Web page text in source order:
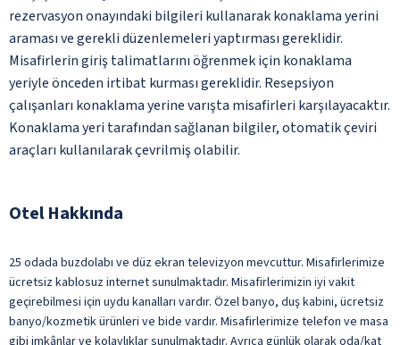
rezervasyon onayındaki bilgileri kullanarak konaklama yerini
araması ve gerekli düzenlemeleri yaptırması gereklidir.
Misafirlerin giriş talimatlarını öğrenmek için konaklama
yeriyle önceden irtibat kurması gereklidir. Resepsiyon
çalışanları konaklama yerine varışta misafirleri karşılayacaktır.
Konaklama yeri tarafından sağlanan bilgiler, otomatik çeviri
araçları kullanılarak çevrilmiş olabilir.
Otel Hakkında
25 odada buzdolabı ve düz ekran televizyon mevcuttur. Misafirlerimize
ücretsiz kablosuz internet sunulmaktadır. Misafirlerimizin iyi vakit
geçirebilmesi için uydu kanalları vardır. Özel banyo, duş kabini, ücretsiz
banyo/kozmetik ürünleri ve bide vardır. Misafirlerimize telefon ve masa
gibi imkânlar ve kolaylıklar sunulmaktadır. Ayrıca günlük olarak oda/kat